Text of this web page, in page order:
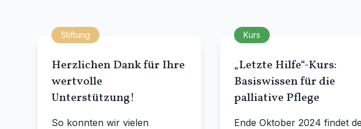
Stiftung
Herzlichen Dank für Ihre
wertvolle
Unterstützung!
So konnten wir vielen
Kurs
„Letzte Hilfe“-Kurs:
Basiswissen für die
palliative Pflege
Ende Oktober 2024 findet